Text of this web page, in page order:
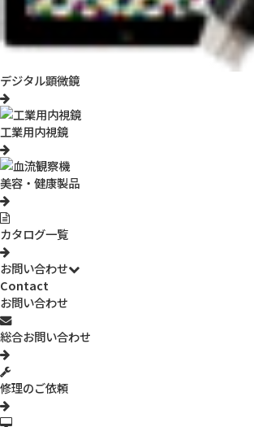
デジタル顕微鏡
工業用内視鏡
美容・健康製品
カタログ一覧
お問い合わせ
Contact
お問い合わせ
総合お問い合わせ
修理のご依頼
【Step❷】お申込み者
入力ください。
入力されるお客様について
会社・団体名（必須）
姓（必須）
郵便番号（必須）
都道府県（必須）
Eメール（必須）